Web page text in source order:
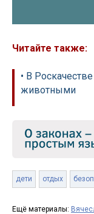
Читайте также:
• В
животными
дети отдых
Ещё материалы: